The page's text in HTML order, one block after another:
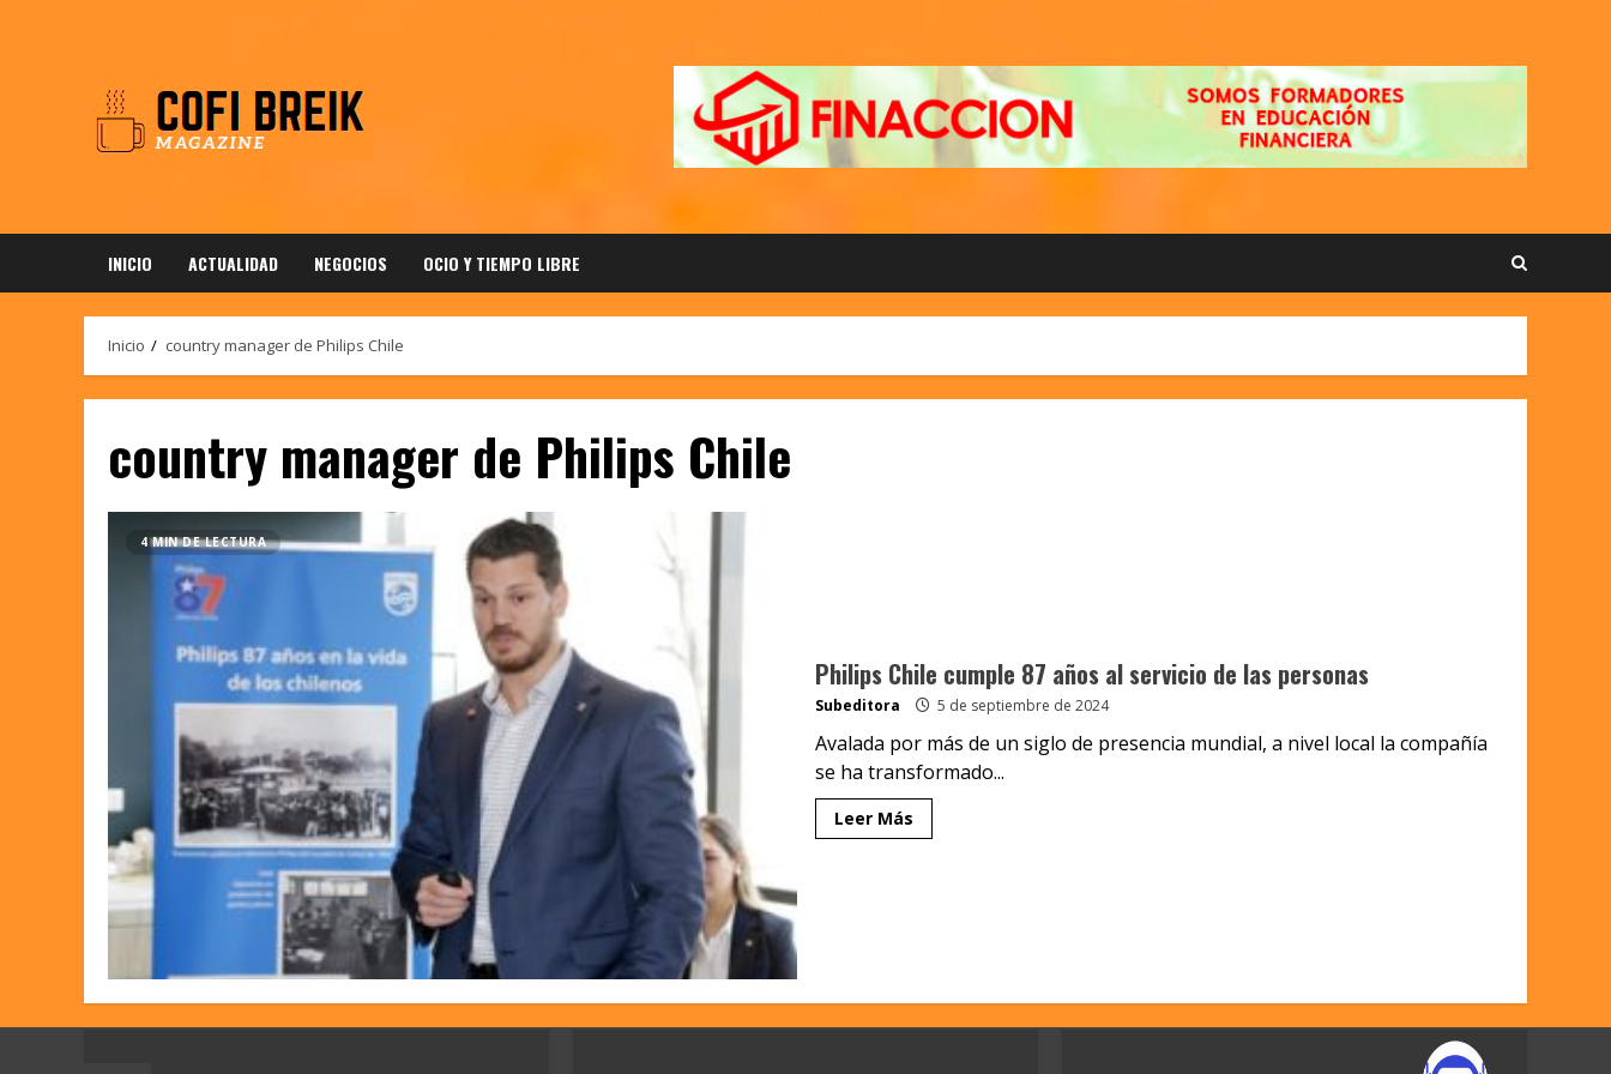
INICIO ACTUALIDAD NEGOCIOS OCIO Y TIEMPO LIBRE
Inicio country manager de Philips Chile
country manager de Philips Chile
4 MIN DE LECTURA
Philips Chile cumple 87 años al servicio de las personas
Subeditora 5 de septiembre de 2024
Avalada por más de un siglo de presencia mundial, a nivel local la compañía
se ha transformado...
Leer Más